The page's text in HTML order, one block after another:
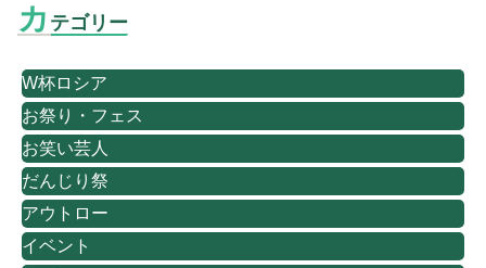
カ テゴリー
W杯ロシア
お祭り・フェス
お笑い芸人
だんじり祭
アウトロー
イベント